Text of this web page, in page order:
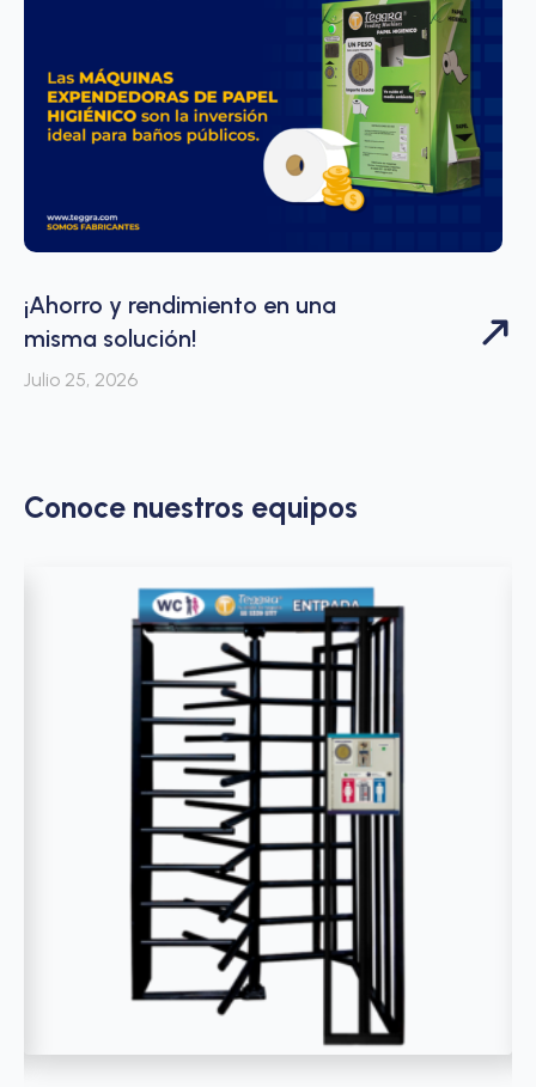
¡Ahorro y rendimiento en una
misma solución!
Julio 25, 2026
Conoce nuestros equipos